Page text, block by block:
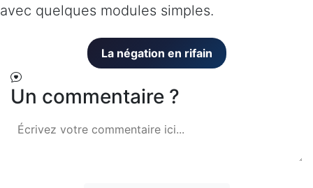
avec quelques modules simples.
La négation en rifain
Un commentaire ?